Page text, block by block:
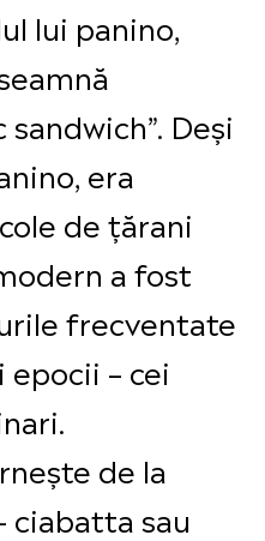
lui panino,
sandwich”. Deși
era
de țărani
a fost
frecventate
epocii – cei
de la
ciabatta sau